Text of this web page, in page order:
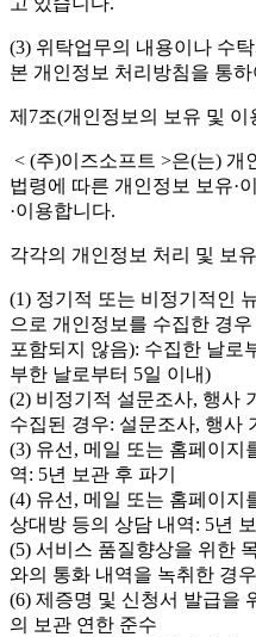
(3) 위탁업무의 내용이나 수
본 개인정보 처리방침을 통
제7조(개인정보의 보유 및 이
< (주)이즈소프트 >은(는) 개
법령에 따른 개인정보 보유·
·이용합니다.
각각의 개인정보 처리 및 보
(1) 정기적 또는 비정기적인
으로 개인정보를 수집한 경우
포함되지 않음): 수집한 날로
부한 날로부터 5일 이내)
(2) 비정기적 설문조사, 행사
수집된 경우: 설문조사, 행사
(3) 유선, 메일 또는 홈페이지
역: 5년 보관 후 파기
(4) 유선, 메일 또는 홈페이지
상대방 등의 상담 내역: 5년
(5) 서비스 품질향상을 위한
와의 통화 내역을 녹취한 경
(6) 제증명 및 신청서 발급을
의 보관 연한 준수